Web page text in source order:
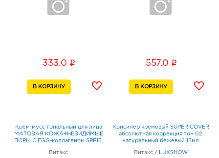
333.0 i 557.0 i
Крем-мусс тональный для лица
МАТОВАЯ КОЖА+НЕВИДИМЫЕ
ПОРЫ С EGG-коллагеном SPF15,
Витэкс
Консилер кремовый SUPER COVER
абсолютная коррекция тон 02
натуральный бежевый 15мл
Витэкс / LUXSHOW